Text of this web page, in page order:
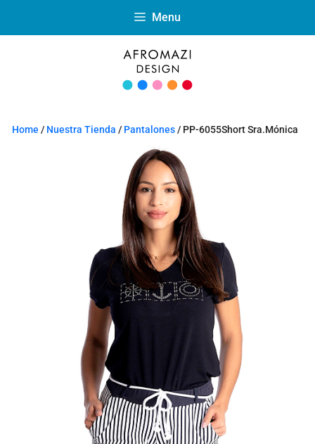
Menu
Home / Nuestra Tienda / Pantalones/ PP-6055Short Sra.Mónica